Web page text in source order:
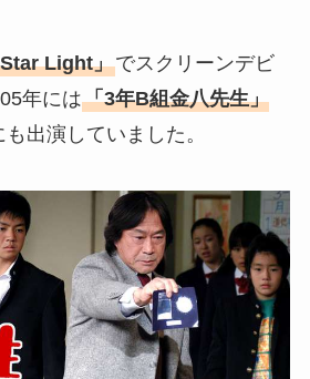
Light」でスクリーンデビ
年には「3年B組金八先生」
も出演していました。